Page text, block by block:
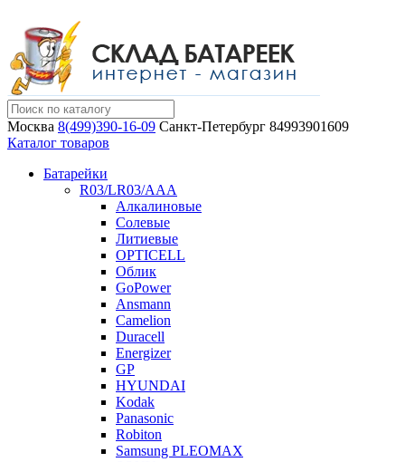
Москва 8(499)390-16-09 Санкт-Петербург 84993901609
Каталог товаров
Батарейки
R03/LR03/AAA
Алкалиновые
Солевые
Литиевые
OPTICELL
Облик
GoPower
Ansmann
Camelion
Duracell
Energizer
GP
HYUNDAI
Kodak
Panasonic
Robiton
Samsung PLEOMAX